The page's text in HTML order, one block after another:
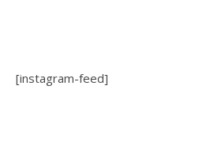
[instagram-feed]